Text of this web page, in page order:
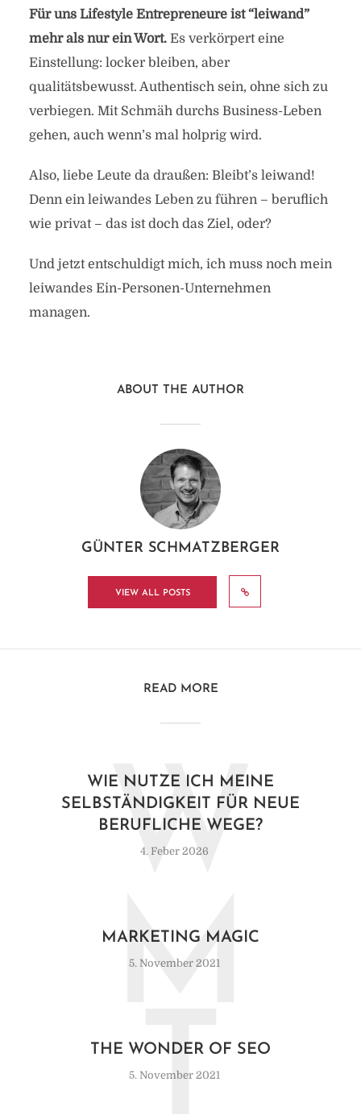
Für uns Lifestyle Entrepreneure ist “leiwand”
mehr als nur ein Wort.Es verkörpert eine
Einstellung: locker bleiben, aber
qualitätsbewusst. Authentisch sein, ohne sich zu
verbiegen. Mit Schmäh durchs Business-Leben
gehen, auch wenn’s mal holprig wird.
Also, liebe Leute da draußen: Bleibt’s leiwand!
Denn ein leiwandes Leben zu führen – beruflich
wie privat – das ist doch das Ziel, oder?
Und jetzt entschuldigt mich, ich muss noch mein
leiwandes Ein-Personen-Unternehmen
managen.
ABOUT THE AUTHOR
GÜNTER SCHMATZBERGER
VIEW ALL POSTS
READ MORE
WIE NUTZE ICH MEINE
SELBSTÄNDIGKEIT FÜR NEUE
BERUFLICHE WEGE?
4. Feber 2026
W
MARKETING MAGIC
5. November 2021
M
THE WONDER OF SEO
5. November 2021
T